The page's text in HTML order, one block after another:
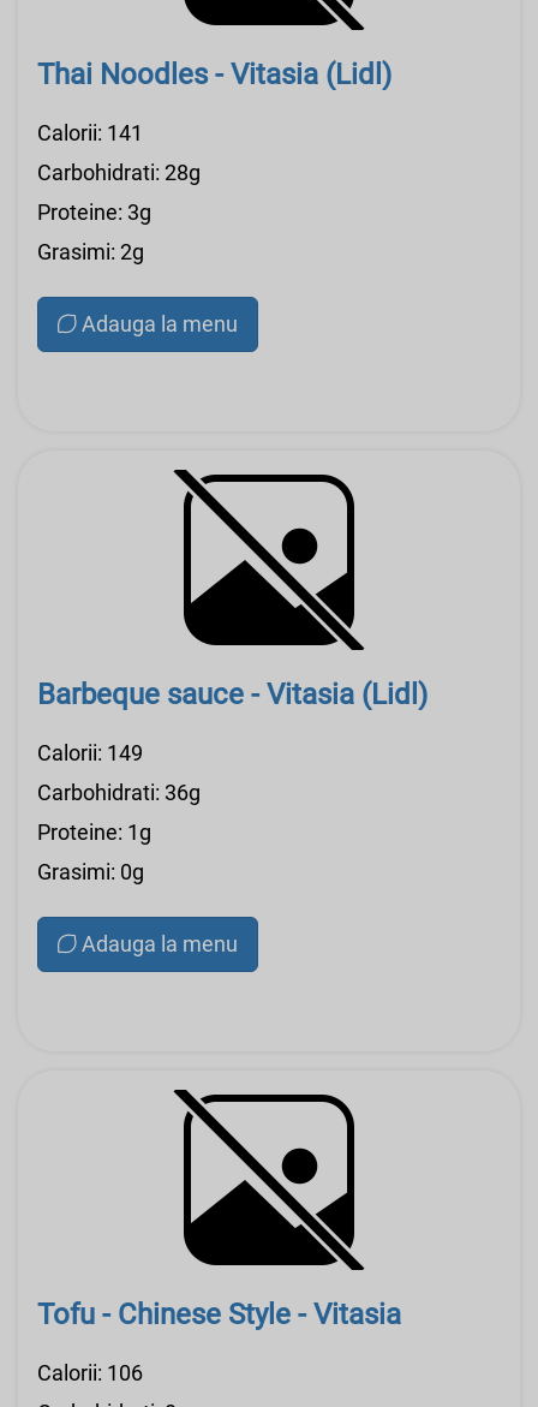
Thai Noodles - Vitasia (Lidl)
Calorii: 141
Carbohidrati: 28g
Proteine: 3g
Grasimi: 2g
Adauga la menu
Barbeque sauce - Vitasia (Lidl)
Calorii: 149
Carbohidrati: 36g
Proteine: 1g
Grasimi: 0g
Adauga la menu
Tofu - Chinese Style - Vitasia
Calorii: 106